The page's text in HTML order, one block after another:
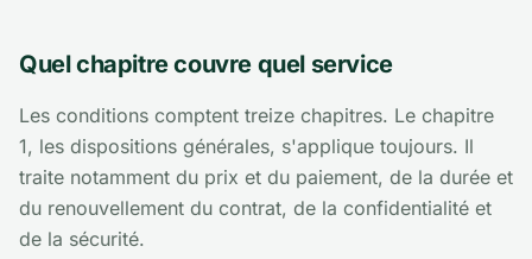
Quel chapitre couvre quel service
Les conditions comptent treize chapitres. Le chapitre
1, les dispositions générales, s'applique toujours. Il
traite notamment du prix et du paiement, de la durée et
du renouvellement du contrat, de la confidentialité et
de la sécurité.